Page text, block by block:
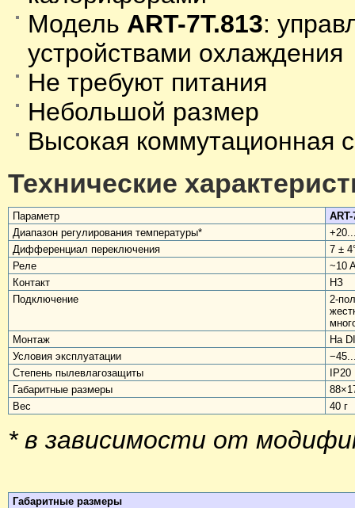
Модель ART-7T.813:
устройствами охлаждения
Не требуют питания
Небольшой размер
Высокая коммутационная
Технические
Параметр
ART-
Диапазон регулирования температуры*
Дифференциал переключения
7 ±
Реле
~10
Контакт
НЗ
Подключение
2-
Монтаж
На
Условия эксплуатации
Степень пылевлагозащиты
IP20
Габаритные размеры
Вес
40 г
* в зависимости от
Габаритные размеры